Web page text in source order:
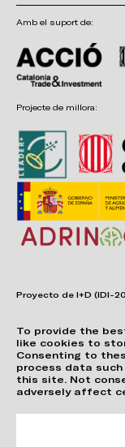
To provide the
like cookies to
Consenting to
process data such
this site. Not
adversely affect
Amb el suport de:
Projecte de millora:
Proyecto de I+D (IDI-